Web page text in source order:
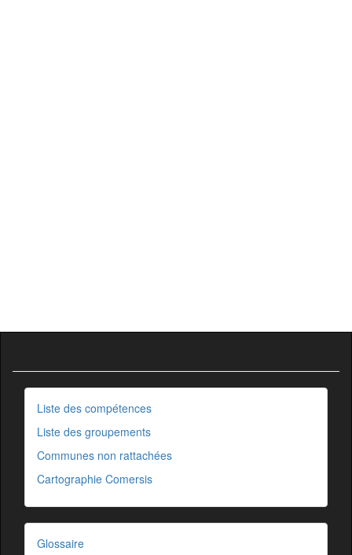
Liste des compétences
Liste des groupements
Communes non rattachées
Cartographie Comersis
Glossaire